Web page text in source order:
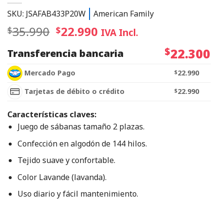
SKU: JSAFAB433P20W American Family
$35.990 $22.990 IVA Incl.
Transferencia bancaria
$22.300
Mercado Pago $22.990
Tarjetas de débito o crédito
$22.990
Características claves:
Juego de sábanas tamaño 2 plazas.
Confección en algodón de 144 hilos.
Tejido suave y confortable.
Color Lavande (lavanda).
Uso diario y fácil mantenimiento.